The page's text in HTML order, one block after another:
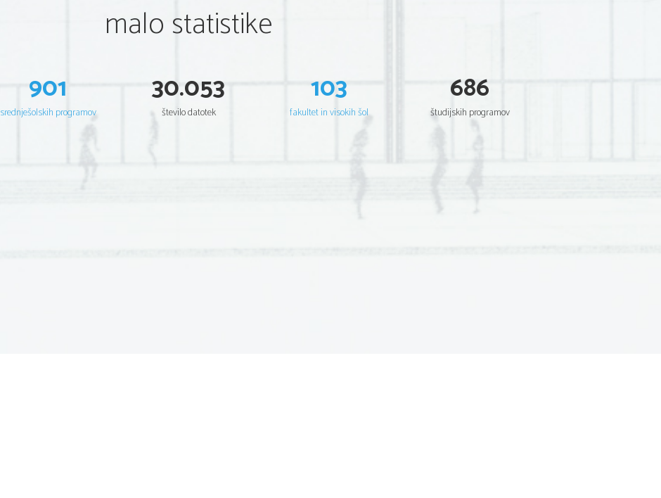
malo statistike
901
srednješolskih programov
30.053
število datotek
103
fakultet in visokih šol
686
študijskih programov